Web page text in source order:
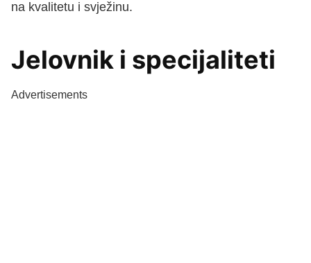
na kvalitetu i svježinu.
Jelovnik i specijaliteti
Advertisements